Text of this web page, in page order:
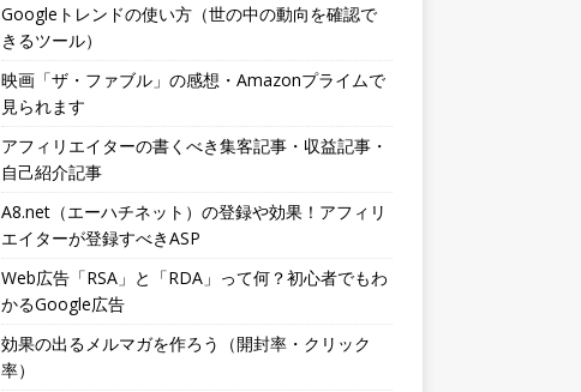
Googleトレンドの使い方（世の中の動向を確認で
きるツール）
映画「ザ・ファブル」の感想・Amazonプライムで
見られます
アフィリエイターの書くべき集客記事・収益記事・
自己紹介記事
A8.net（エーハチネット）の登録や効果！アフィリ
エイターが登録すべきASP
Web広告「RSA」と「RDA」って何？初心者でもわ
かるGoogle広告
効果の出るメルマガを作ろう（開封率・クリック
率）